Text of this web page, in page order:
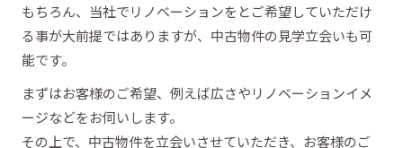
もちろん、当社でリノベーションをとご希望していただけ
る事が大前提ではありますが、中古物件の見学立会いも可
能です。
まずはお客様のご希望、例えば広さやリノベーションイメ
ージなどをお伺いします。
その上で、中古物件を立会いさせていただき、お客様のご